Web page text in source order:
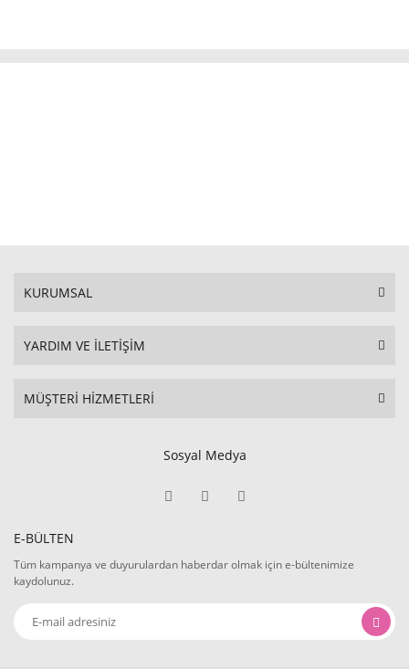
KURUMSAL
YARDIM VE İLETİŞİM
MÜŞTERİ HİZMETLERİ
Sosyal Medya
E-BÜLTEN
Tüm kampanya ve duyurulardan haberdar olmak için e-bültenimize
kaydolunuz.